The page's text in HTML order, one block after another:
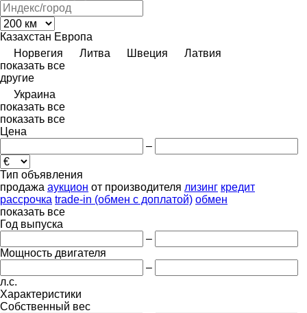
Казахстан Европа
Норвегия
Литва Швеция
Латвия
показать все
другие
Украина
показать все
показать все
Цена
–
Тип объявления
продажа аукцион от производителя лизинг кредит
рассрочка trade-in (обмен с доплатой) обмен
показать все
Год выпуска
–
Мощность двигателя
–
л.с.
Характеристики
Собственный вес